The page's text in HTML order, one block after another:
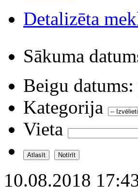
Detalizēta
Sākuma
Beigu datums:
Kategorija
Vieta
10.08.2018